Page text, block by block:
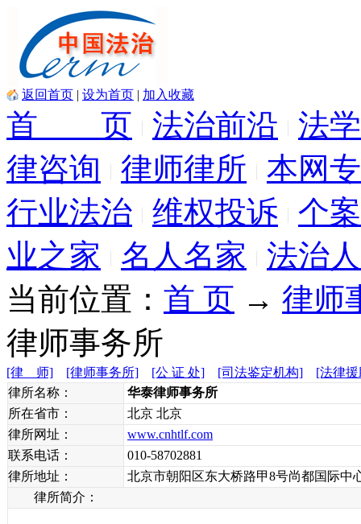
返回首页 | 设为首页 | 加入收藏
首 页 法治前沿
法
律咨询
律师律所
本网
行业法治 维权投诉
个
业之家
名人名家
法治
当前位置： 首 页 → 律师
律师事务所
[律 师] [律师事务所] [公 证 处] [司法鉴定机构]
[法律
律所名称：
华泰律师事务所
所在省市：
北京 北京
律所网址：
www.cnhtlf.com
联系电话：
010-58702881
律所地址：
北京市朝阳区东大桥路甲8号尚都国际中
律所简介：